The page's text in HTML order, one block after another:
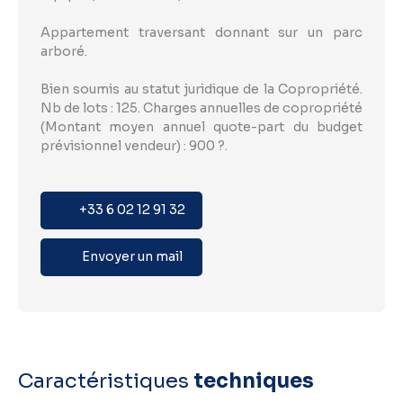
Appartement traversant donnant sur un parc
arboré.
Bien soumis au statut juridique de la Copropriété.
Nb de lots : 125. Charges annuelles de copropriété
(Montant moyen annuel quote-part du budget
prévisionnel vendeur) : 900 ?.
+33 6 02 12 91 32
Envoyer un mail
Caractéristiques techniques